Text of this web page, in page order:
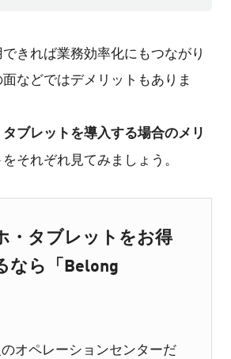
きれば業務効率化にもつながり
などではデメリットもありま
タブレットを導入する場合のメリ
をそれぞれ見てみましょう。
・タブレットをお得
なら「Belong
オペレーションセンターだ